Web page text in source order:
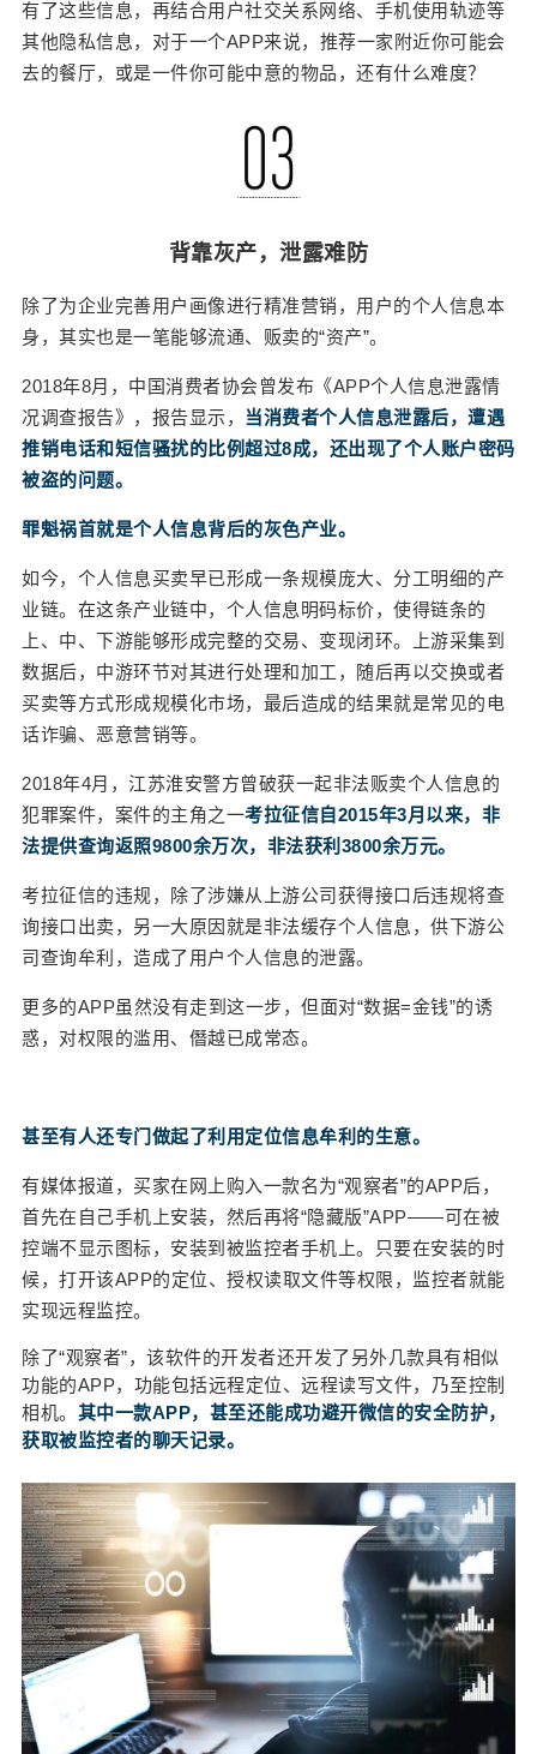
有了这些信息，再结合用户社交关系网络、手机使用轨迹等
其他隐私信息，对于一个APP来说，推荐一家附近你可能会
去的餐厅，或是一件你可能中意的物品，还有什么难度？
背靠灰产，泄露难防
除了为企业完善用户画像进行精准营销，用户的个人信息本
身，其实也是一笔能够流通、贩卖的“资产”。
2018年8月，中国消费者协会曾发布《APP个人信息泄露情
况调查报告》，报告显示，
当消费者个人信息泄露后，遭遇
推销电话和短信骚扰的比例超过8成，还出现了个人账户密码
被盗的问题。
罪魁祸首就是个人信息背后的灰色产业。
如今，个人信息买卖早已形成一条规模庞大、分工明细的产
业链。在这条产业链中，个人信息明码标价，使得链条的
上、中、下游能够形成完整的交易、变现闭环。上游采集到
数据后，中游环节对其进行处理和加工，随后再以交换或者
买卖等方式形成规模化市场，最后造成的结果就是常见的电
话诈骗、恶意营销等。
2018年4月，江苏淮安警方曾破获一起非法贩卖个人信息的
犯罪案件，案件的主角之一考拉征信自2015年3月以来，非
法提供查询返照9800余万次，非法获利3800余万元。
考拉征信的违规，除了涉嫌从上游公司获得接口后违规将查
询接口出卖，另一大原因就是非法缓存个人信息，供下游公
司查询牟利，造成了用户个人信息的泄露。
更多的APP虽然没有走到这一步，但面对“数据=金钱”的诱
惑，对权限的滥用、僭越已成常态。
甚至有人还专门做起了利用定位信息牟利的生意。
有媒体报道，买家在网上购入一款名为“观察者”的APP后，
首先在自己手机上安装，然后再将“隐藏版”APP——可在被
控端不显示图标，安装到被监控者手机上。只要在安装的时
候，打开该APP的定位、授权读取文件等权限，监控者就能
实现远程监控。
除了“观察者”，该软件的开发者还开发了另外几款具有相似
功能的APP，功能包括远程定位、远程读写文件，乃至控制
相机。 其中一款APP，甚至还能成功避开微信的安全防护，
获取被监控者的聊天记录。
实际需求不匹配，我们常说的伪需求。”陈洁说，“不
授权很多功能不让用，会通过各种渠道让你打开权
对产品迭代并没有实质性帮助的数据。而一旦涉及
到隐私问题，只要及时在隐私条款中规避责任，企
业就能甩锅给用户。 作为隐私信息泄露的源头，AP
待商榷。 遏制灰产，防范泄露，一方面需要持续细
化相关法律法规，加强对企业的动态监管；另一方
面，如今各大手机品牌都有各自的应用市场，在上
游就提高对APP的准入门槛或许也是行之有效的方
享，应该由你做主。 0 收藏
立刻支付
立刻支付
忘记密码？找回